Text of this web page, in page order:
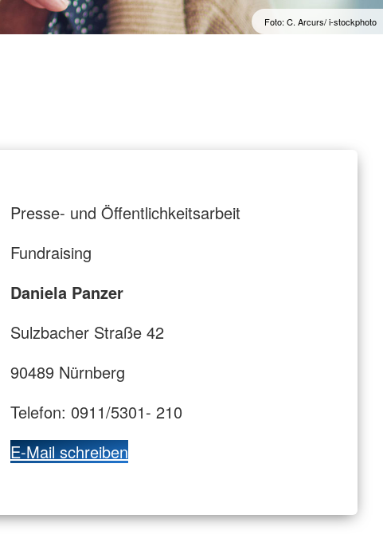
Foto: C. Arcurs/ i-stockphoto
Presse- und Öffentlichkeitsarbeit
Fundraising
Daniela Panzer
Sulzbacher Straße 42
90489 Nürnberg
Telefon: 0911/5301- 210
E-Mail schreiben